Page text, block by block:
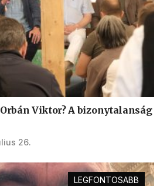
Viktor? A bizonytalanság
26.
LEGFONTOSABB